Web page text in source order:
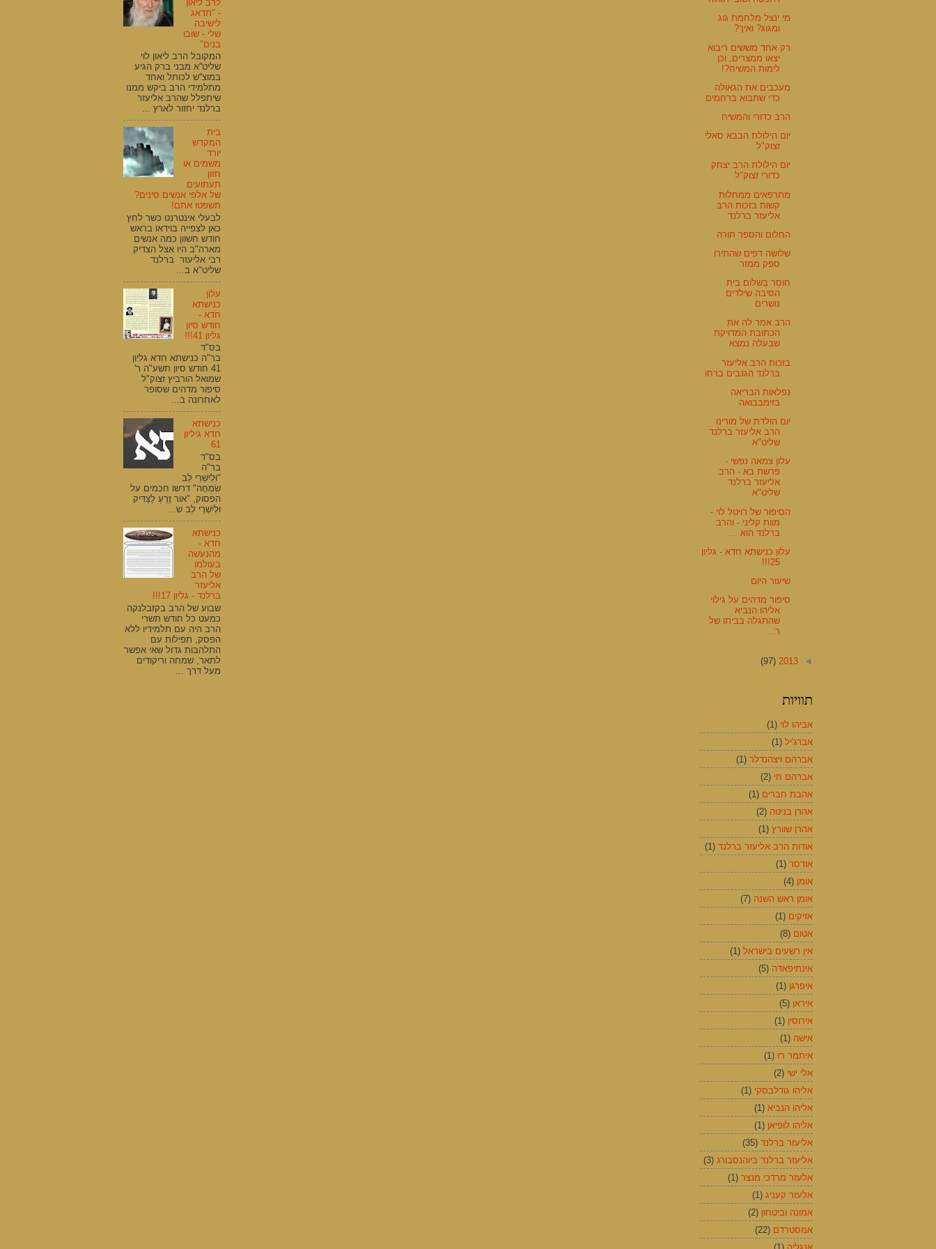
לרב ליאון
- "תדאג
לישיבה
שלי - שובו
בנים"
המקובל הרב ליאון לוי
שליט''א מבני ברק הגיע
במוצ''ש לכותל ואחד
מתלמידי הרב ביקש ממנו
שיתפלל שהרב אליעזר
ברלנד יחזור לארץ ...
בית
המקדש
יורד
משמים או
חזון
תעתועים
של אלפי אנשים סינים?
תשפטו אתם!
לבעלי אינטרנט כשר לחץ
כאן לצפייה בוידאו בראש
חודש חשוון כמה אנשים
מארה"ב היו אצל הצדיק
רבי אליעזר ברלנד
שליט"א ב...
עלון
כנישתא
חדא -
חודש סיון
גליון 41!!!
בס"ד
בר"ה כנישתא חדא גליון
41 חודש סיון תשע"ה ר'
שמואל הורביץ זצוק"ל
סיפור מדהים שסופר
לאחרונה ב...
כנישתא
חדא גיליון
61
בס"ד
בר"ה
"וּלְיִשְׁרֵי לֵב
שִׂמְחָה" דרשו חכמים על
הפסוק, "אוֹר זָרֻעַ לַצַּדִּיק
וּלְיִשְׁרֵי לֵב ש...
כנישתא
חדא -
מהנעשה
בעולמו
של הרב
אליעזר
ברלנד - גליון 17!!!
שבוע של הרב בקזבלנקה
כמעט כל חודש תשרי
הרב היה עם תלמידיו ללא
הפסק, תפילות עם
התלהבות גדול שאי אפשר
לתאר, שמחה וריקודים
מעל דרך ...
מי ינצל מלחמת גוג
ומגוג? ואיך?
רק אחד מששים ריבוא
יצאו ממצרים, וכן
לימות המשיח?!
מעכבים את הגאולה
כדי שתבוא ברחמים
הרב כדורי והמשיח
יום הילולת הבבא סאלי
זצוק"ל
יום הילולת הרב יצחק
כדורי זצוק"ל
מתרפאים ממחלות
קשות בזכות הרב
אליעזר ברלנד
החלום והספר תורה
שלושה דפים שהתירו
ספק ממזר
חוסר בשלום בית
הסיבה שילדים
נושרים
הרב אמר לה את
הכתובת המדויקת
שבעלה נמצא
בזכות הרב אליעזר
ברלנד הגנבים ברחו
נפלאות הבריאה
בזימבבואה
יום הולדת של מורינו
הרב אליעזר ברלנד
שליט"א
עלון צמאה נפשי -
פרשת בא - הרב
אליעזר ברלנד
שליט"א
הסיפור של רויטל לוי -
מוות קליני - והרב
ברלנד הוא ...
עלון כנישתא חדא - גליון
25!!!
שיעור היום
סיפור מדהים על גילוי
אליהו הנביא
שהתגלה בביתו של
ר...
◄
2013
(97)
תוויות
אביהו לוי (1)
אברג'יל (1)
אברהם ויצהנדלר (1)
אברהם חי (2)
אהבת חברים (1)
אהרן בניטה (2)
אהרן שוורץ (1)
אודות הרב אליעזר ברלנד (1)
אודסר (1)
אומן (4)
אומן ראש השנה (7)
אזיקים (1)
אטום (8)
אין רשעים בישראל (1)
אינתיפאדה (5)
איפרגן (1)
איראן (5)
אירוסין (1)
אישה (1)
איתמר רז (1)
אלי ישי (2)
אליהו גודלבסקי (1)
אליהו הנביא (1)
אליהו לופיאן (1)
אליעזר ברלנד (35)
אליעזר ברלנד ביוהנסבורג (3)
אלעזר מרדכי מנצר (1)
אלעזר קעניג (1)
אמונה וביטחון (2)
אמסטרדם (22)